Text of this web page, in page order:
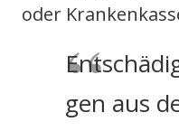
oder
gen aus